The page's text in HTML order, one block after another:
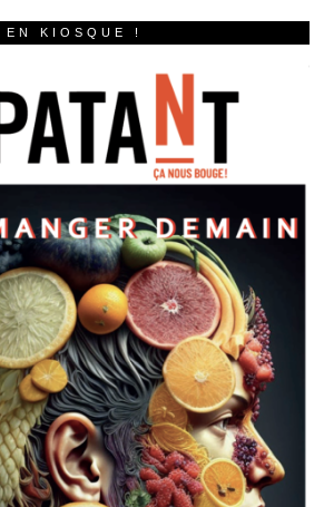
EN KIOSQUE !